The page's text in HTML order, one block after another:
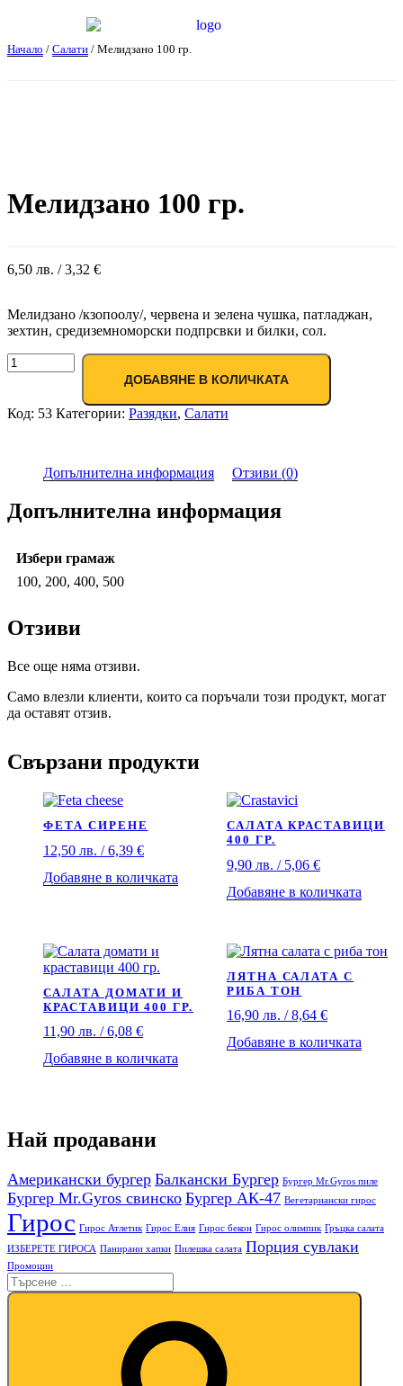
Начало / Салати / Мелидзано 100 гр.
Мелидзано 100 гр.
6,50 лв. / 3,32 €
Мелидзано /кзопоолу/, червена и зелена чушка, патладжан,
зехтин, средиземноморски подпрсвки и билки, сол.
ДОБАВЯНЕ В КОЛИЧКАТА
Код: 53 Категории: Разядки, Салати
Допълнителна информация Отзиви (0)
Допълнителна информация
Избери грамаж
100, 200, 400, 500
Отзиви
Все още няма отзиви.
Само влезли клиенти, които са поръчали този продукт, могат
да оставят отзив.
Свързани продукти
ФЕТА СИРЕНЕ
12,50 лв. / 6,39 €
Добавяне в количката
САЛАТА КРАСТАВИЦИ
400 ГР.
9,90 лв. / 5,06 €
Добавяне в количката
САЛАТА ДОМАТИ И
КРАСТАВИЦИ 400 ГР.
11,90 лв. / 6,08 €
Добавяне в количката
ЛЯТНА САЛАТА С
РИБА ТОН
16,90 лв. / 8,64 €
Добавяне в количката
Най продавани
Американски бургер Балкански Бургер Бургер Mr.Gyros пиле
Бургер Mr.Gyros свинско Бургер АК-47 Вегетариански гирос
Гирос Гирос Атлетик Гирос Елия Гирос бекон Гирос олимпик Гръцка салата
ИЗБЕРЕТЕ ГИРОСА Панирани хапки Пилешка салата Порция сувлаки
Промоции